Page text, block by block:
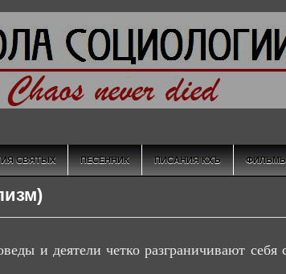
СВЯТЫХ ПЕСЕННИК ПИСАНИЯ КХЪ
и деятели четко разграничивают себя